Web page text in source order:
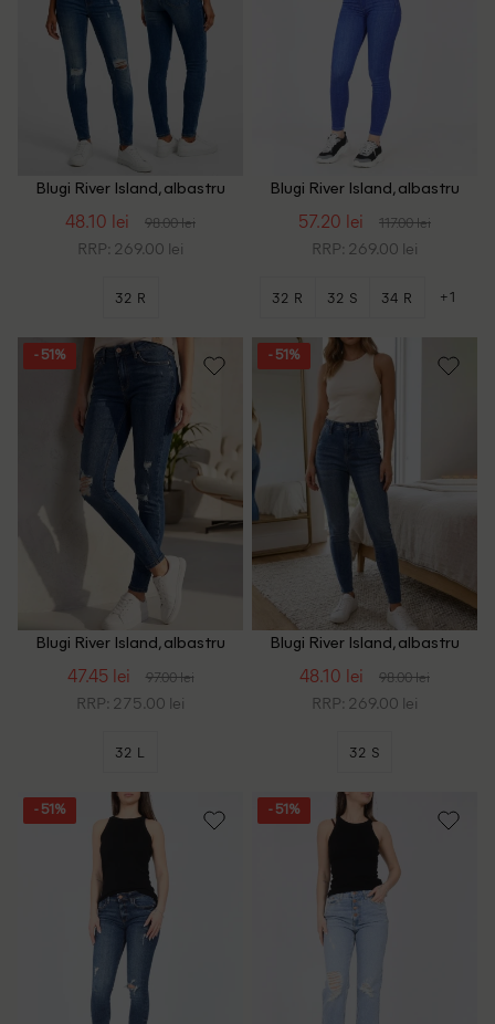
Blugi River Island, albastru
48.10 lei 98.00 lei
RRP: 269.00 lei
32 R
Blugi River Island, albastru
57.20 lei 117.00 lei
RRP: 269.00 lei
32 R 32 S 34 R +1
- 51%
Blugi River Island, albastru
47.45 lei 97.00 lei
RRP: 275.00 lei
32 L
- 51%
Blugi River Island, albastru
48.10 lei 98.00 lei
RRP: 269.00 lei
32 S
- 51% - 51%